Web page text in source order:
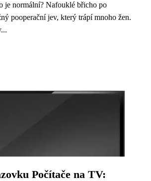
je normální? Nafouklé břicho po
pooperační jev, který trápí mnoho žen.
Počítače na TV: